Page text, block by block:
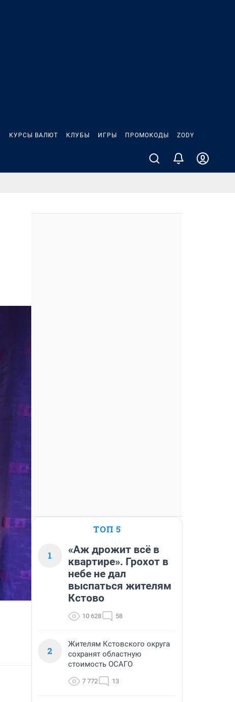
КУРСЫ ВАЛЮТ КЛУБЫ ИГРЫ ПРОМОКОДЫ ZODY
ТОП 5
1
«Аж дрожит всё в
квартире». Грохот в
небе не дал
выспаться жителям
Кстово
10 628 58
2
Жителям Кстовского округа
сохранят областную
стоимость ОСАГО
7 772 13